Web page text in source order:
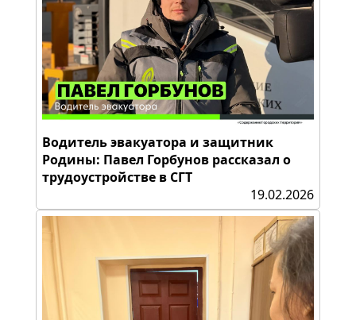
Водитель эвакуатора и защитник
Родины: Павел Горбунов рассказал о
трудоустройстве в СГТ
19.02.2026